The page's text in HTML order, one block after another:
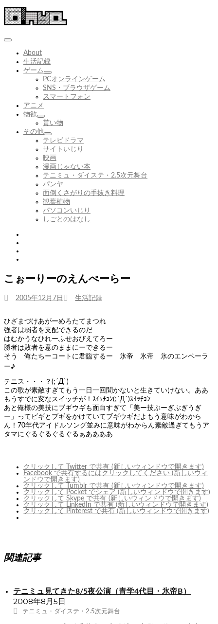
コ
ン
About
生活記録
ゲーム
サ
ブ
メ
ー
展
開
PCオンラインゲーム
SNS・ブラウザゲーム
スマートフォン
アニメ
物欲
サ
ブ
メ
ニ
ュ
ー
を
展
開
貰い物
その他
サ
ブ
メ
ニ
ュ
ー
を
展
開
テレビドラマ
サイトいじり
映画
漫画じゃない本
テニミュ・ダイステ・2.5次元舞台
パンヤ
面倒くさがりの手抜き料理
観葉植物
パソコンいじり
しごとのはなし
こぉーりーのえんぺーらー
投
2005年12月7日
カ
リ
ー
生活記録
ひざまづけあがーめろたてまつれ
強者は弱者を支配できるのだ
はむかうなひれーふせおびえてろー
勝者は敗者を意のままにーできるー
そう 俺たちーコートに君臨するー 氷帝 氷帝 氷のエンペーラ
ー♪
テニス・・・？(;´Д`)
この歌が素敵すぎてもう一日一回聞かないと生きていけない。ああ
もうすでに変なスイッチが！ｽｲｯﾁｮﾝ(;´Д`)ｽｲｯﾁｮﾝ
あと俺様の美技にブギウギも面白すぎて「美ー技ぶーぎぶぎうぎ
ー」ってビギとブギをかけていてブギウギだよもう意味がわから
ん！70年代アイドルソング並みに意味がわからん素敵過ぎてもうア
タマにぐるぐるぐるぐるぁああああ
クリックして Twitter で共有 (新しいウィンドウで開きます)
Facebook で共有するにはクリックしてください (新しいウィ
ンドウで開きます)
クリックして Tumblr で共有 (新しいウィンドウで開きます)
クリックして Pocket でシェア (新しいウィンドウで開きます)
クリックして Skype で共有 (新しいウィンドウで開きます)
クリックして LinkedIn で共有 (新しいウィンドウで開きます)
クリックして Pinterest で共有 (新しいウィンドウで開きます)
関連記事
テニミュ見てきた8/5夜公演（青学4代目・氷帝B）
2008年8月5日
テニミュ・ダイステ・2.5次元舞台